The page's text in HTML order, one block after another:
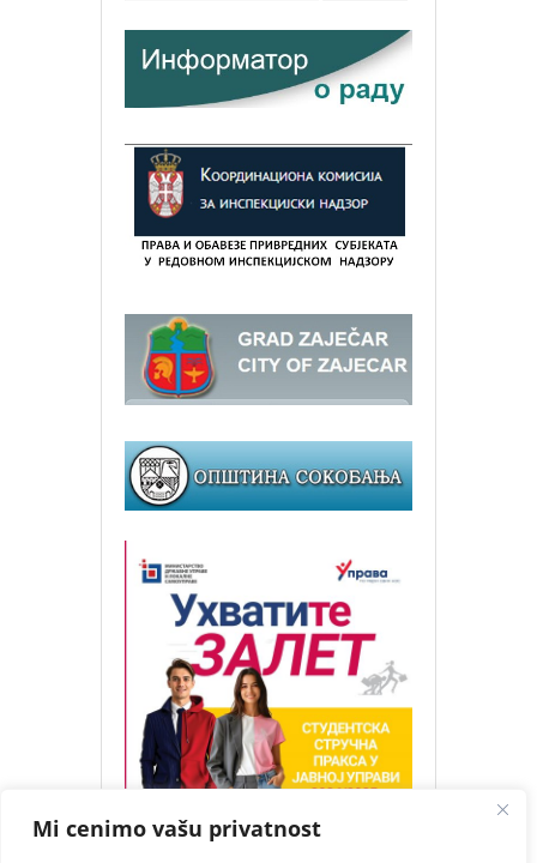
Mi cenimo vašu privatnost